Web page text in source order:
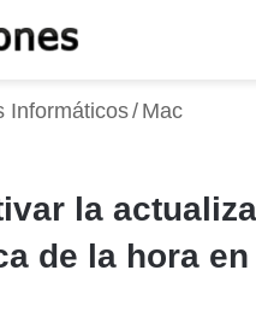
Informáticos/ Mac
la
de la hora en